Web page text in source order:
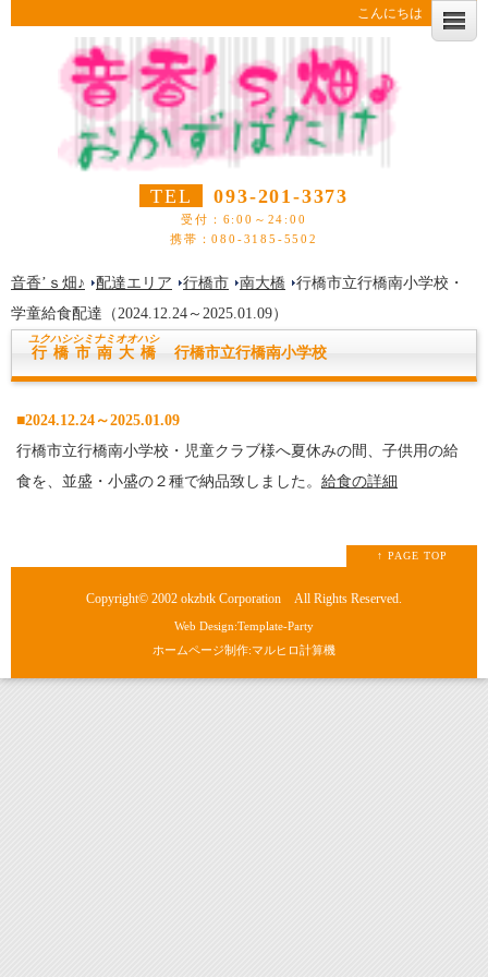
こんにちは
TEL 093-201-3373
受付：6:00～24:00
携帯：080-3185-5502
音香’ｓ畑♪ 配達エリア 行橋市 南大橋
行橋市立行橋南小学校・
学童給食配達（2024.12.24～2025.01.09）
行橋市南大橋
ユクハシシミナミオオハシ
行橋市立行橋南小学校
■2024.12.24～2025.01.09
行橋市立行橋南小学校・児童クラブ様へ夏休みの間、子供用の給
食を、並盛・小盛の２種で納品致しました。 給食の詳細
↑ PAGE TOP
Copyright© 2002 okzbtk Corporation All Rights Reserved.
Web Design:Template-Party
ホームページ制作:マルヒロ計算機